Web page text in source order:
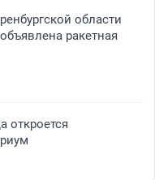
области
ракетная
откроется